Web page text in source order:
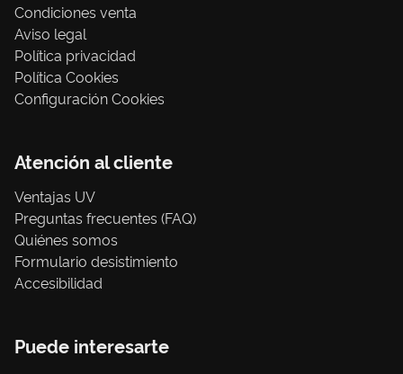
Condiciones venta
Aviso legal
Política privacidad
Política Cookies
Configuración Cookies
Atención al cliente
Ventajas UV
Preguntas frecuentes (FAQ)
Quiénes somos
Formulario desistimiento
Accesibilidad
Puede interesarte